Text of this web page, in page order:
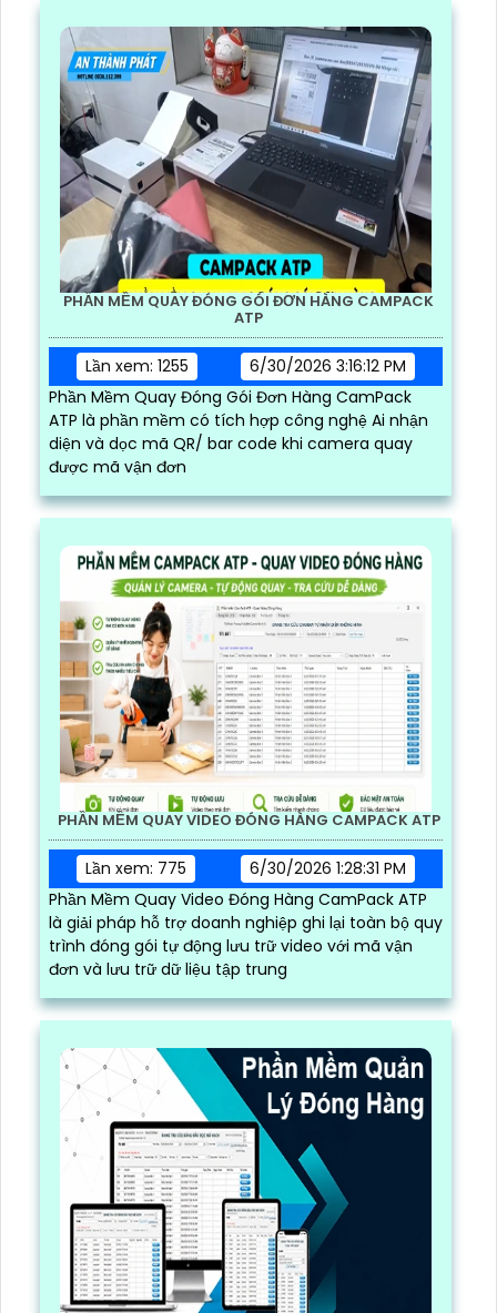
PHẦN MỀM QUAY ĐÓNG GÓI ĐƠN HÀNG CAMPACK
ATP
Lần xem: 1255
6/30/2026 3:16:12 PM
Phần Mềm Quay Đóng Gói Đơn Hàng CamPack
ATP là phần mềm có tích hợp công nghệ Ai nhận
diện và dọc mã QR/ bar code khi camera quay
được mã vận đơn
PHẦN MỀM QUAY VIDEO ĐÓNG HÀNG CAMPACK ATP
Lần xem: 775
6/30/2026 1:28:31 PM
Phần Mềm Quay Video Đóng Hàng CamPack ATP
là giải pháp hỗ trợ doanh nghiệp ghi lại toàn bộ quy
trình đóng gói tự động lưu trữ video với mã vận
đơn và lưu trữ dữ liệu tập trung